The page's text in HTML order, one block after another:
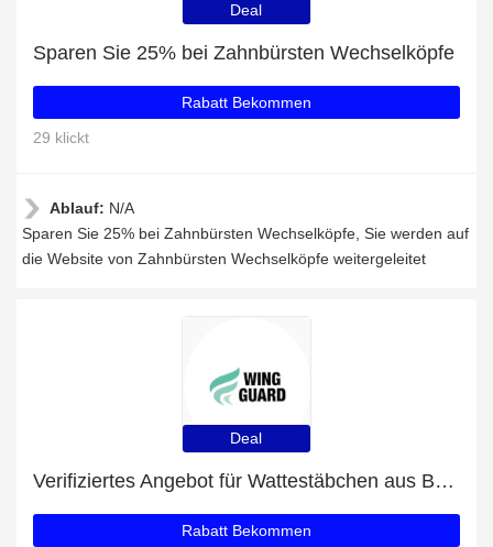
Deal
Sparen Sie 25% bei Zahnbürsten Wechselköpfe
Rabatt Bekommen
29 klickt
Ablauf: N/A
Sparen Sie 25% bei Zahnbürsten Wechselköpfe, Sie werden auf
die Website von Zahnbürsten Wechselköpfe weitergeleitet
Deal
Verifiziertes Angebot für Wattestäbchen aus Bambus & Bio-Baumwolle: 10% Rabatt
Rabatt Bekommen